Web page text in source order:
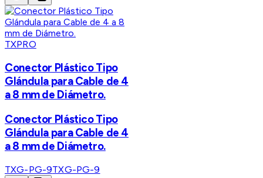
TXPRO
Conector Plástico Tipo
Glándula para Cable de 4
a 8 mm de Diámetro.
Conector Plástico Tipo
Glándula para Cable de 4
a 8 mm de Diámetro.
TXG-PG-9TXG-PG-9